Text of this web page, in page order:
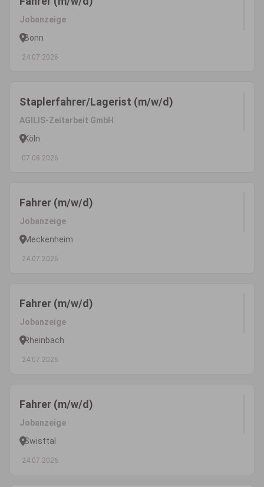
Jobanzeige
Bonn
24.07.2026
Staplerfahrer/Lagerist (m/w/d)
AGILIS-Zeitarbeit GmbH
Köln
07.08.2026
Fahrer (m/w/d)
Jobanzeige
Meckenheim
24.07.2026
Fahrer (m/w/d)
Jobanzeige
Rheinbach
24.07.2026
Fahrer (m/w/d)
Jobanzeige
Swisttal
24.07.2026